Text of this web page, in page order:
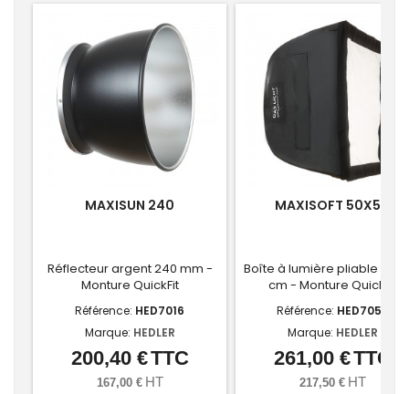
MAXISUN 240
Réflecteur argent 240 mm -
Monture QuickFit
Référence: HED7016
Marque: HEDLER
Prix
200,40 €TTC
167,00 € HT
MAXISOFT 50X50
Boîte à lumière pliable 50 x
cm - Monture QuickFit
Référence: HED7050
Marque: HEDLER
Prix
261,00 €TTC
217,50 € HT